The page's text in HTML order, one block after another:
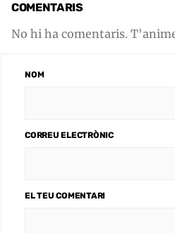
COMENTARIS
No hi ha comentaris.
NOM
CORREU ELECTRÒNIC
EL TEU COMENTARI